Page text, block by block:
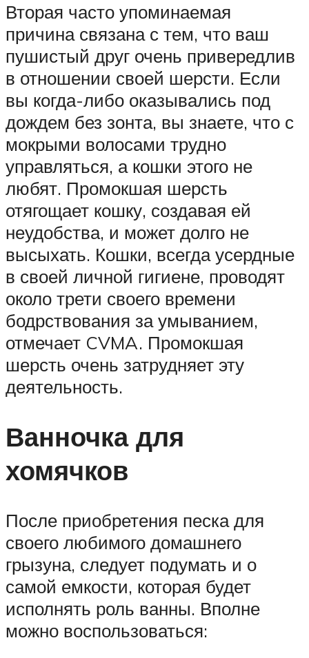
Вторая часто упоминаемая
причина связана с тем, что ваш
пушистый друг очень привередлив
в отношении своей шерсти. Если
вы когда-либо оказывались под
дождем без зонта, вы знаете, что с
мокрыми волосами трудно
управляться, а кошки этого не
любят. Промокшая шерсть
отягощает кошку, создавая ей
неудобства, и может долго не
высыхать. Кошки, всегда усердные
в своей личной гигиене, проводят
около трети своего времени
бодрствования за умыванием,
отмечает CVMA. Промокшая
шерсть очень затрудняет эту
деятельность.
Ванночка для
хомячков
После приобретения песка для
своего любимого домашнего
грызуна, следует подумать и о
самой емкости, которая будет
исполнять роль ванны. Вполне
можно воспользоваться: